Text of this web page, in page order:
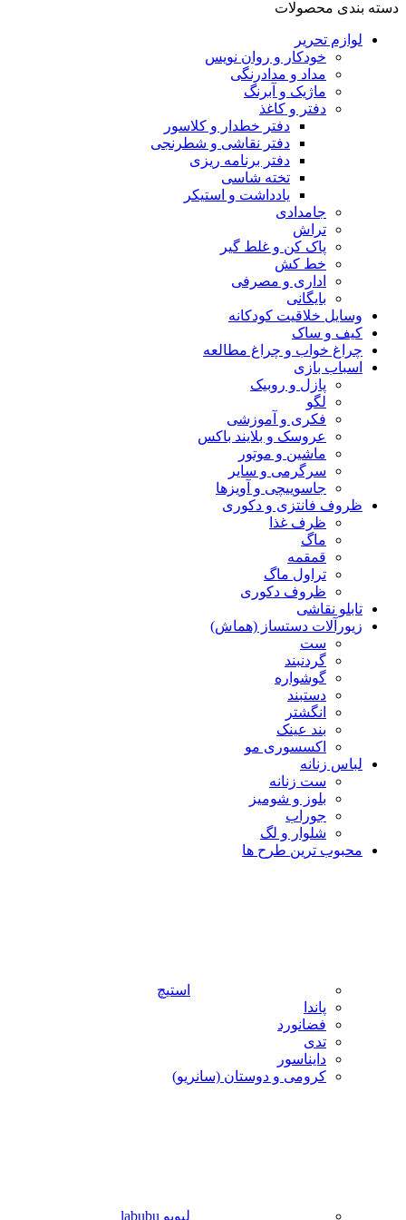
دسته بندی محصولات
لوازم تحریر
خودکار و روان نویس
مداد و مدادرنگی
ماژیک و آبرنگ
دفتر و کاغذ
دفتر خطدار و کلاسور
دفتر نقاشی و شطرنجی
دفتر برنامه ریزی
تخته شاسی
یادداشت و استیکر
جامدادی
تراش
پاک کن و غلط گیر
خط کش
اداری و مصرفی
بایگانی
وسایل خلاقیت کودکانه
کیف و ساک
چراغ خواب و چراغ مطالعه
اسباب بازی
پازل و روبیک
لگو
فکری و آموزشی
عروسک و بلایند باکس
ماشین و موتور
سرگرمی و سایر
جاسوییچی و آویزها
ظروف فانتزی و دکوری
ظرف غذا
ماگ
قمقمه
تراول ماگ
ظروف دکوری
تابلو نقاشی
زیورآلات دستساز (هماش)
ست
گردنبند
گوشواره
دستبند
انگشتر
بند عینک
اکسسوری مو
لباس زنانه
ست زنانه
بلوز و شومیز
جوراب
شلوار و لگ
محبوب ترین طرح ها
استیچ
پاندا
فضانورد
تدی
دایناسور
کرومی و دوستان (سانریو)
لبوبو labubu